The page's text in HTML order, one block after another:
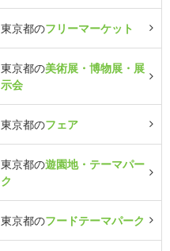
東京都のフリーマーケット
東京都の美術展・博物展・展
示会
東京都のフェア
東京都の遊園地・テーマパー
ク
東京都のフードテーマパーク